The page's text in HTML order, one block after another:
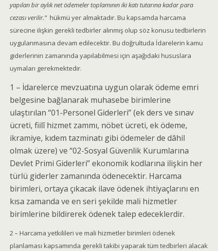
yapılan bir aylık net ödemeler toplamının iki katı tutarına kadar para
cezası verilir.” hükmü yer almaktadır. Bu kapsamda harcama
sürecine ilişkin gerekli tedbirler alınmış olup söz konusu tedbirlerin
uygulanmasına devam edilecektir. Bu doğrultuda İdarelerin kamu
giderlerinin zamanında yapılabilmesi için aşağıdaki hususlara
uymaları gerekmektedir.
1 – İdarelerce mevzuatına uygun olarak ödeme emri
belgesine bağlanarak muhasebe birimlerine
ulaştırılan “01-Personel Giderleri” (ek ders ve sınav
ücreti, fiilî hizmet zammı, nöbet ücreti, ek ödeme,
ikramiye, kıdem tazminatı gibi ödemeler de dâhil
olmak üzere) ve “02-Sosyal Güvenlik Kurumlarına
Devlet Primi Giderleri” ekonomik kodlarına ilişkin her
türlü giderler zamanında ödenecektir. Harcama
birimleri, ortaya çıkacak ilave ödenek ihtiyaçlarını en
kısa zamanda ve en seri şekilde mali hizmetler
birimlerine bildirerek ödenek talep edeceklerdir.
2 – Harcama yetkilileri ve mali hizmetler birimleri ödenek
planlaması kapsamında gerekli takibi yaparak tüm tedbirleri alacak